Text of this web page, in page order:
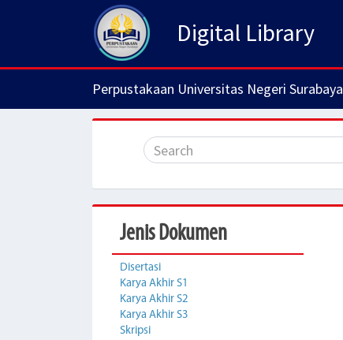
Digital Library
Perpustakaan Universitas Negeri Surabaya
Jenis Dokumen
Disertasi
Karya Akhir S1
Karya Akhir S2
Karya Akhir S3
Skripsi